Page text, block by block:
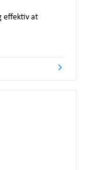
effektiv at